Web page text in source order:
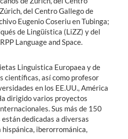
del Centro Gallego de
Eugenio Coseriu en Tubinga;
de Lingüística (LiZZ) y del
Language and Space.
Linguistica Europaea y de
científicas, así como profesor
en los EE.UU., América
dirigido varios proyectos
Sus más de 150
dedicadas a diversas
iberorrománica,